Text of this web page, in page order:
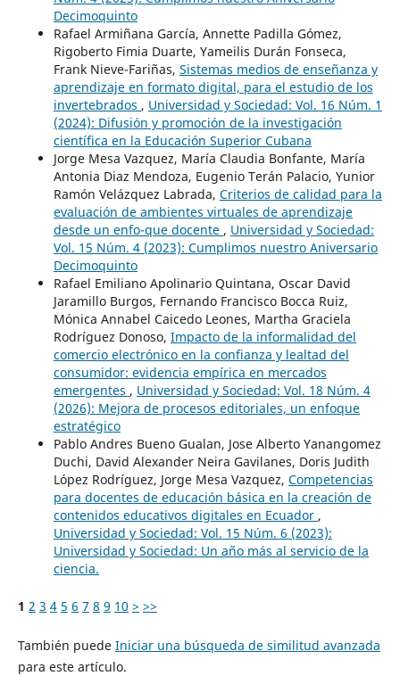
Decimoquinto
Rafael Armiñana García, Annette Padilla Gómez,
Rigoberto Fimia Duarte, Yameilis Durán Fonseca,
Frank Nieve-Fariñas, Sistemas medios de enseñanza y
aprendizaje en formato digital, para el estudio de los
invertebrados , Universidad y Sociedad: Vol. 16 Núm. 1
(2024): Difusión y promoción de la investigación
científica en la Educación Superior Cubana
Jorge Mesa Vazquez, María Claudia Bonfante, María
Antonia Diaz Mendoza, Eugenio Terán Palacio, Yunior
Ramón Velázquez Labrada, Criterios de calidad para la
evaluación de ambientes virtuales de aprendizaje
desde un enfo-que docente , Universidad y Sociedad:
Vol. 15 Núm. 4 (2023): Cumplimos nuestro Aniversario
Decimoquinto
Rafael Emiliano Apolinario Quintana, Oscar David
Jaramillo Burgos, Fernando Francisco Bocca Ruiz,
Mónica Annabel Caicedo Leones, Martha Graciela
Rodríguez Donoso, Impacto de la informalidad del
comercio electrónico en la confianza y lealtad del
consumidor: evidencia empírica en mercados
emergentes , Universidad y Sociedad: Vol. 18 Núm. 4
(2026): Mejora de procesos editoriales, un enfoque
estratégico
Pablo Andres Bueno Gualan, Jose Alberto Yanangomez
Duchi, David Alexander Neira Gavilanes, Doris Judith
López Rodríguez, Jorge Mesa Vazquez, Competencias
para docentes de educación básica en la creación de
contenidos educativos digitales en Ecuador ,
Universidad y Sociedad: Vol. 15 Núm. 6 (2023):
Universidad y Sociedad: Un año más al servicio de la
ciencia.
1 2 3 4 5 6 7 8 9 10 > >>
También puede Iniciar una búsqueda de similitud avanzada
para este artículo.